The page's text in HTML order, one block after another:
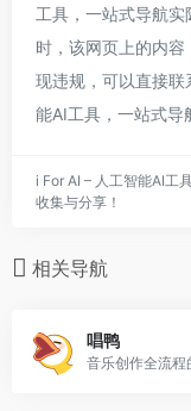
工具，一站式导航
时，该网页上的内
现违规，可以直接联
能AI工具，一站式导
i For AI – 人工智能AI工
收集与分享！
相关导航
唱鸭